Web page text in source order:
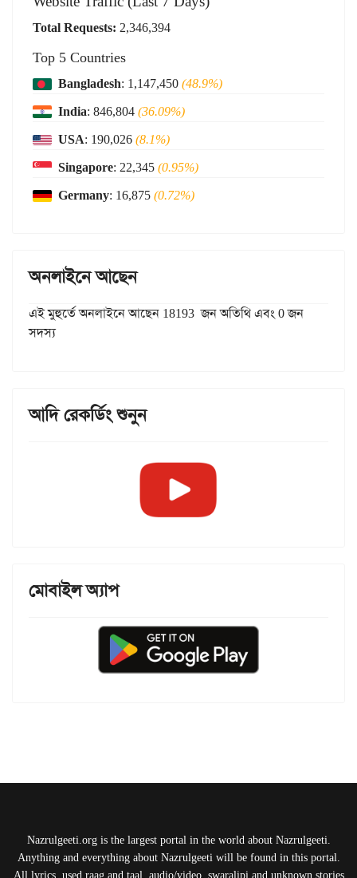
Total Requests: 2,346,394
Top 5 Countries
Bangladesh: 1,147,450(48.9%)
India: 846,804(36.09%)
USA: 190,026(8.1%)
Singapore: 22,345(0.95%)
Germany: 16,875(0.72%)
অনলাইনে আছেন
এই মুহুর্তে অনলাইনে আছেন 18193 জন অতিথি এবং 0 জন
সদস্য
আদি রেকর্ডিং শুনুন
মোবাইল অ্যাপ
Nazrulgeeti.org is the largest portal in the world about Nazrulgeeti.
Anything and everything about Nazrulgeeti will be found in this portal.
All lyrics, used raag and taal, audio/video, swaralipi and unknown stories